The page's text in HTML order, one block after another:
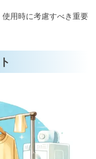
用時に考慮すべき重要